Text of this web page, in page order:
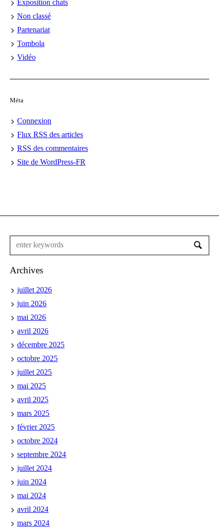
Exposition chats
Non classé
Partenariat
Tombola
Vidéo
Méta
Connexion
Flux RSS des articles
RSS des commentaires
Site de WordPress-FR
Archives
juillet 2026
juin 2026
mai 2026
avril 2026
décembre 2025
octobre 2025
juillet 2025
mai 2025
avril 2025
mars 2025
février 2025
octobre 2024
septembre 2024
juillet 2024
juin 2024
mai 2024
avril 2024
mars 2024